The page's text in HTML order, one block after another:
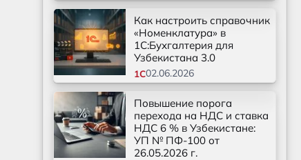
Как настроить справочник
«Номенклатура» в
1С:Бухгалтерия для
Узбекистана 3.0
1С02.06.2026
Повышение порога
перехода на НДС и ставка
НДС 6 % в Узбекистане:
УП № ПФ-100 от
26.05.2026 г.